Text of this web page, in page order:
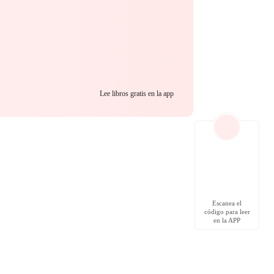
Lee libros gratis en la app
Escanea el
código para leer
en la APP